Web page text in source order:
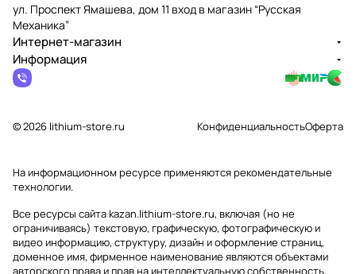
ул. Проспект Ямашева, дом 11 вход в магазин “Русская
Механика”
Интернет-магазин
Информация
© 2026 lithium-store.ru КонфиденциальностьОферта
На информационном ресурсе применяютсярекомендательные
технологии.
Все ресурсы сайта kazan.lithium-store.ru, включая (но не
ограничиваясь) текстовую, графическую, фотографическую и
видео информацию, структуру, дизайн и оформление страниц,
доменное имя, фирменное наименование являются объектами
авторского права и прав на интеллектуальную собственность,